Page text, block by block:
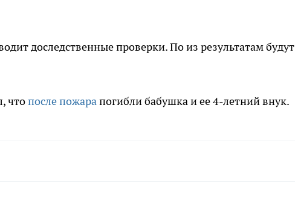
доследственные проверки. По из результатам будут
чтопосле пожарапогибли бабушка и ее 4-летний внук.